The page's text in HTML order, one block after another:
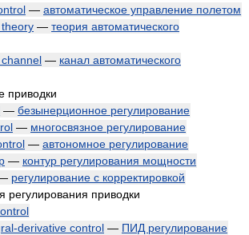
— автоматическое управление полетом
— теория автоматического
— канал автоматического
приводки
— безынерционное регулирование
— многосвязное регулирование
— автономное регулирование
— контур регулирования мощности
регулирование с корректировкой
регулирования приводки
derivative control — ПИД регулирование